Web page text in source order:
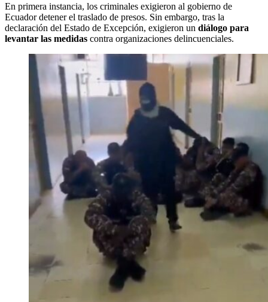
En primera instancia, los criminales exigieron al gobierno de
Ecuador detener el traslado de presos. Sin embargo, tras la
declaración del Estado de Excepción, exigieron un diálogo para
levantar las medidas contra organizaciones delincuenciales.